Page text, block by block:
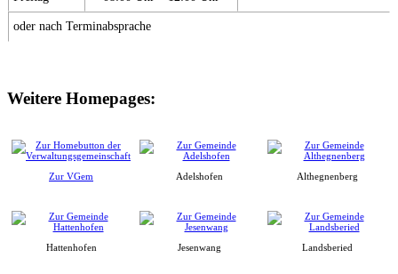
oder nach Terminabsprache
Weitere Homepages:
Zur VGem Adelshofen Althegnenberg
Hattenhofen Jesenwang Landsberied